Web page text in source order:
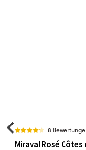
8
Miraval Rosé Côtes